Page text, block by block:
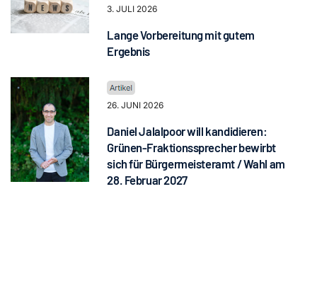
3. JULI 2026
Lange Vorbereitung mit gutem
Ergebnis
26. JUNI 2026
Daniel Jalalpoor will kandidieren:
Grünen-Fraktionssprecher bewirbt
sich für Bürgermeisteramt / Wahl am
28. Februar 2027